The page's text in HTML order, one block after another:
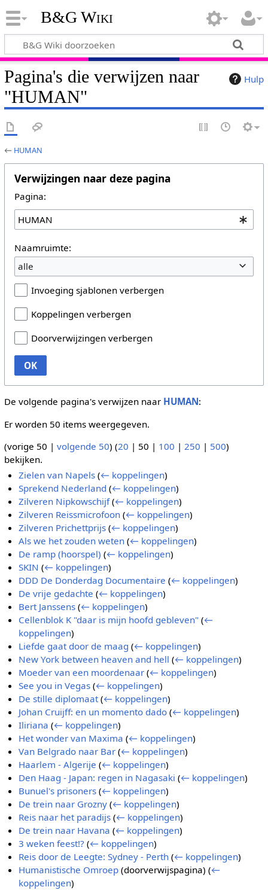
B&G Wiki
Hulp
Pagina's die verwijzen naar
"HUMAN"
← HUMAN
Verwijzingen naar deze pagina
Pagina:
Naamruimte:
alle
Invoeging sjablonen verbergen
Koppelingen verbergen
Doorverwijzingen verbergen
OK
De volgende pagina's verwijzen naar HUMAN:
Er worden 50 items weergegeven.
(vorige 50 | volgende 50) (20 | 50 | 100 | 250 | 500)
bekijken.
Zielen van Napels (← koppelingen)
Sprekend Nederland (← koppelingen)
Zilveren Nipkowschijf (← koppelingen)
Zilveren Reissmicrofoon (← koppelingen)
Zilveren Prichettprijs (← koppelingen)
Als we het zouden weten (← koppelingen)
De ramp (hoorspel) (← koppelingen)
SKIN (← koppelingen)
DDD De Donderdag Documentaire (← koppelingen)
De vrije gedachte (← koppelingen)
Bert Janssens (← koppelingen)
Cellenblok K "daar is mijn hoofd gebleven" (←
koppelingen)
Liefde gaat door de maag (← koppelingen)
New York between heaven and hell (← koppelingen)
Moeder van een moordenaar (← koppelingen)
See you in Vegas (← koppelingen)
De stille diplomaat (← koppelingen)
Johan Cruijff: en un momento dado (← koppelingen)
Iliriana (← koppelingen)
Het wonder van Maxima (← koppelingen)
Van Belgrado naar Bar (← koppelingen)
Haarlem - Algerije (← koppelingen)
Den Haag - Japan: regen in Nagasaki (← koppelingen)
Bunuel's prisoners (← koppelingen)
De trein naar Grozny (← koppelingen)
Reis naar het paradijs (← koppelingen)
De trein naar Havana (← koppelingen)
3 weken feest!? (← koppelingen)
Reis door de Leegte: Sydney - Perth (← koppelingen)
Humanistische Omroep (doorverwijspagina)(←
koppelingen)